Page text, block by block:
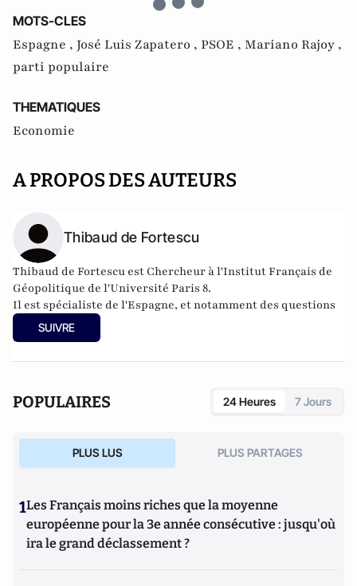
MOTS-CLES
Espagne , José Luis Zapatero , PSOE , Mariano Rajoy ,
parti populaire
THEMATIQUES
Economie
A PROPOS DES AUTEURS
Thibaud de Fortescu
Thibaud de Fortescu est Chercheur à l'Institut Français de
Géopolitique de l'Université Paris 8.
Il est spécialiste de l'Espagne, et notamment des questions
électorales et d'immigration.
SUIVRE
POPULAIRES 24 Heures 7 Jours
PLUS LUS PLUS PARTAGES
1Les Français moins riches que la moyenne
européenne pour la 3e année consécutive : jusqu'où
ira le grand déclassement ?